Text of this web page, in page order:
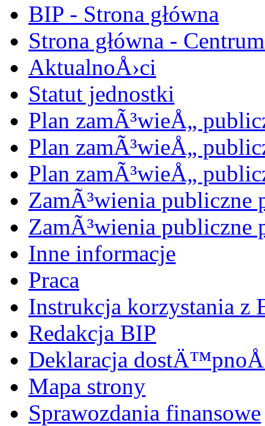
BIP - Strona główna
Strona główna -
AktualnoÅ›ci
Statut jednostki
Plan zamÃ³wieÅ„
Plan zamÃ³wieÅ„
Plan zamÃ³wieÅ„
ZamÃ³wienia
ZamÃ³wienia
Inne informacje
Praca
Instrukcja korzystania z
Redakcja BIP
Deklaracja
Mapa strony
Sprawozdania finansowe